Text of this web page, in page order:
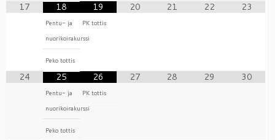
17 18
Pentu- ja
nuorikoirakurssi
Peko tottis
19
PK tottis
20 21 22 23
24 25
Pentu- ja
nuorikoirakurssi
Peko tottis
26
PK tottis
27 28 29 30